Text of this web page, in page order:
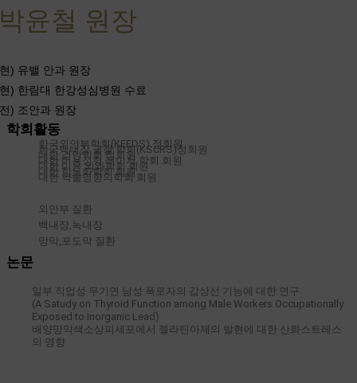
윤철 원장
현) 유밸 안과 원장
현) 한림대 한강성심병원 수료
전) 조안과 원장
학회활동
한국외안부학회(KEEDS) 정회원
한국백내장 굴절 학회(KSCRS)정회원
대한 검안학회 정회원
대한 미용성형 레이저 학회 회원
대한 미용 외과학회 회원
대한 항노화학회 회원
대한 약물영향의학회 회원
외안부 질환
백내장,녹내장
망막,포도막 질환
논문
일부 직업성 무기연 남성 폭로자의 갑상선 기능에 대한 연구
(A Satudy on Thyroid Function among Male Workers Occupationally
Exposed to Inorganic Lead)
배양망막색소상피세포에서 젤라틴아제의 발현에 대한 산화스트레스
의 영향